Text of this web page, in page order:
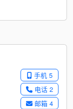
手机 5
电话 2
邮箱 4